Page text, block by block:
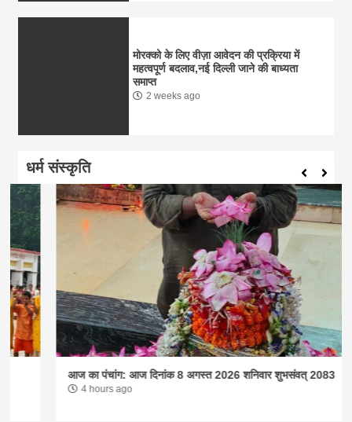
मोरक्को के लिए वीज़ा आवेदन की प्रक्रिया में
महत्वपूर्ण बदलाव,नई दिल्ली जाने की बाध्यता
समाप्त
2 weeks ago
धर्म संस्कृति
आज का पंचांग: आज दिनांक 8 अगस्त 2026 शनिवार शुभसंवत् 2083
4 hours ago